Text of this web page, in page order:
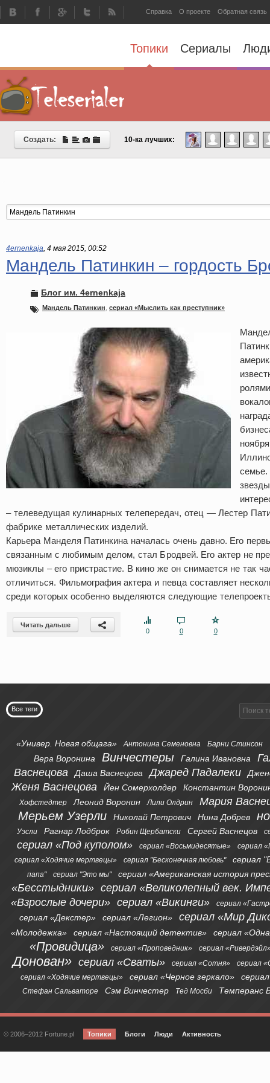
Справка О проекте Обратная связь
Топики Сериалы
Создать: 10-ка лучших:
4ernenkaja, 4 мая 2015, 00:52
Мандель Патинкин – гордость
Блог им. 4ernenkaja
Мандель Патинкин сериал «Мыслить как преступник»
– телеведущая кулинарных телепередач, отец — Лестер
фабрике металлических изделий.
Карьера Манделя Патинкина началась очень давно. Его
связанным с любимым делом, стал Бродвей. Его актер не
мюзиклы – его пристрастие. В кино же он снимается не так
отличиться. Фильмография актера и певца составляет
среди которых особенно выделяются следующие
Читать дальше
0
0 0
Все теги
«Универ. Новая общага» Антонина Семеновна Барни Стинсон
Вера Воронина Винчестеры Галина Ивановна
Васнецова
Даша Васнецова Джаред Падалеки
Женя Васнецова Йен Сомерхолдер Константин
Хофстедтер Леонид Воронин Лили Олдрин Мария
Мерьем Узерли Николай Петрович Нина Добрев
Уэсли Рагнар Лодброк Робин Щербатски Сергей Васнецов
сериал «Под куполом» сериал «Восьмидесятые»
сериал
сериал «Ходячие мертвецы»
сериал "Бесконечная любовь" сериал
папа" сериал "Это мы" сериал «Американская история
«Бесстыдники» сериал «Великолепный век.
«Взрослые дочери» сериал «Викинги» сериал
сериал «Декстер» сериал «Легион» сериал «Мир
«Молодежка» сериал «Настоящий детектив» сериал
«Провидица» сериал «Проповедник» сериал
Донован» сериал «Сваты» сериал «Сотня»
сериал
сериал «Ходячие мертвецы»
сериал «Черное зеркало»
Стефан Сальваторе Сэм Винчестер Тед Мосби Темперанс
© 2006–2012 Fortune.pl Топики Блоги Люди Активность